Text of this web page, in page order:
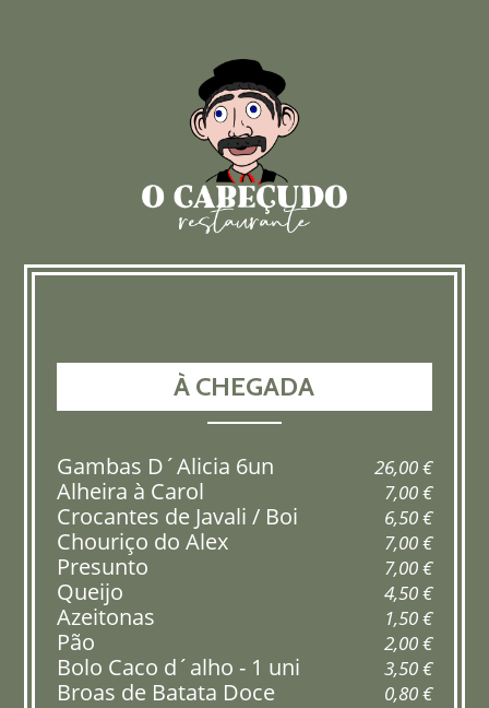
À CHEGADA
Gambas D´Alicia 6un 26,00 €
Alheira à Carol 7,00 €
Crocantes de Javali / Boi 6,50 €
Chouriço do Alex 7,00 €
Presunto 7,00 €
Queijo 4,50 €
Azeitonas 1,50 €
Pão 2,00 €
Bolo Caco d´alho - 1 uni 3,50 €
Broas de Batata Doce 0,80 €